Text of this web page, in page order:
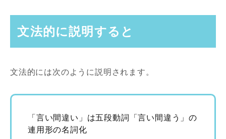
文法的に説明すると
文法的には次のように説明されます。
「言い間違い」は五段動詞「言い間違う」の
連用形の名詞化